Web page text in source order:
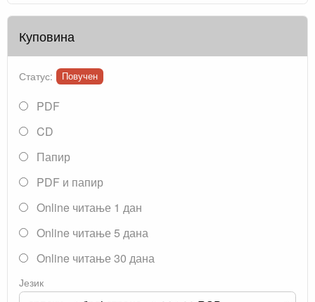
Куповина
Статус: Повучен
PDF
CD
Папир
PDF и папир
Online читање 1 дан
Online читање 5 дана
Online читање 30 дана
Језик